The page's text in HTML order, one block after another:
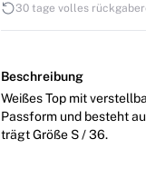
30 tage volles
Beschreibung
Weißes Top mit
Passform und besteht aus dehnbarem
trägt Größe S / 36.